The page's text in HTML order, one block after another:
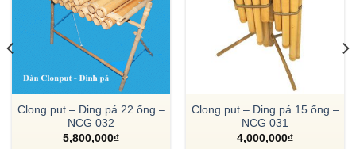
Clong put – Ding pá 22 ống –
NCG 032
5,800,000₫
Clong put – Ding pá 15 ống –
NCG 031
4,000,000₫